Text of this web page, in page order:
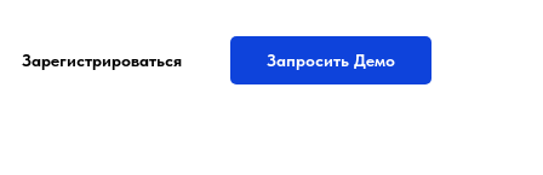
Зарегистрироваться Запросить Демо